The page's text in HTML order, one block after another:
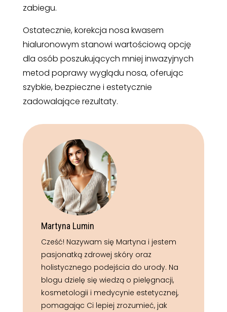
zabiegu.
Ostatecznie, korekcja nosa kwasem
hialuronowym stanowi wartościową opcję
dla osób poszukujących mniej inwazyjnych
metod poprawy wyglądu nosa, oferując
szybkie, bezpieczne i estetycznie
zadowalające rezultaty.
Martyna Lumin
Cześć! Nazywam się Martyna i jestem
pasjonatką zdrowej skóry oraz
holistycznego podejścia do urody. Na
blogu dzielę się wiedzą o pielęgnacji,
kosmetologii i medycynie estetycznej,
pomagając Ci lepiej zrozumieć, jak